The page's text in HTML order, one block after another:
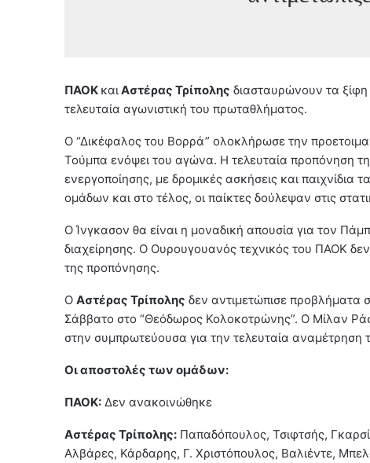
ΠΑΟΚ καιΑστέρας Τρίπολης διασταυρώνουν τα
τελευταία αγωνιστική του πρωταθλήματος.
Ο “Δικέφαλος του Βορρά” ολοκλήρωσε την
Τούμπα ενόψει του αγώνα. Η τελευταία προπόνηση
ενεργοποίησης, με δρομικές ασκήσεις και παιχνίδια
ομάδων και στο τέλος, οι παίκτες δούλεψαν στις
Ο Ίνγκασον θα είναι η μοναδική απουσία για τον
διαχείρησης. Ο Ουρουγουανός τεχνικός του ΠΑΟΚ
της προπόνησης.
Ο Αστέρας Τρίπολης δεν αντιμετώπισε προβλήματα
Σάββατο στο “Θεόδωρος Κολοκοτρώνης”. Ο Μίλαν
στην συμπρωτεύουσα για την τελευταία αναμέτρηση
Οι αποστολές των ομάδων:
ΠΑΟΚ: Δεν ανακοινώθηκε
Αστέρας Τρίπολης: Παπαδόπουλος, Τσιφτσής,
Αλβάρες, Κάρδαρης, Γ. Χριστόπουλος, Βαλιέντε,